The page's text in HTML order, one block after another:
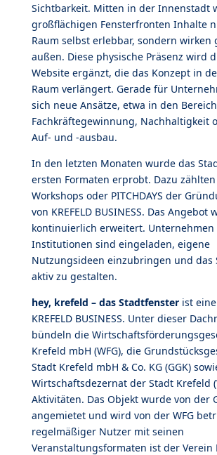
Sichtbarkeit. Mitten in der Innenstadt
großflächigen Fensterfronten Inhalte
Raum selbst erlebbar, sondern wirken
außen. Diese physische Präsenz wird
Website ergänzt, die das Konzept in
Raum verlängert. Gerade für
sich neue Ansätze, etwa in den
Fachkräftegewinnung, Nachhaltigkeit
Auf- und -ausbau.
In den letzten Monaten wurde das
ersten Formaten erprobt. Dazu
Workshops oder PITCHDAYS der
von KREFELD BUSINESS. Das Angebot
kontinuierlich erweitert. Unternehmen
Institutionen sind eingeladen, eigene
Nutzungsideen einzubringen und das
aktiv zu gestalten.
hey, krefeld – das Stadtfensterist eine
KREFELD BUSINESS. Unter dieser
bündeln die
Krefeld mbH (WFG), die
Stadt Krefeld mbH & Co. KG (GGK)
Wirtschaftsdezernat der Stadt Krefeld
Aktivitäten. Das Objekt wurde von der
angemietet und wird von der WFG
regelmäßiger Nutzer mit seinen
Veranstaltungsformaten ist der Verein